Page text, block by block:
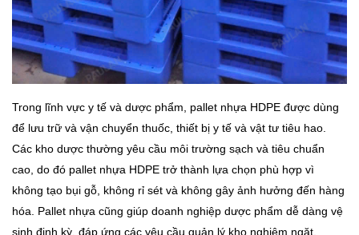
Trong lĩnh vực y tế và dược phẩm, pallet nhựa HDPE được dùng
để lưu trữ và vận chuyển thuốc, thiết bị y tế và vật tư tiêu hao.
Các kho dược thường yêu cầu môi trường sạch và tiêu chuẩn
cao, do đó pallet nhựa HDPE trở thành lựa chọn phù hợp vì
không tạo bụi gỗ, không rỉ sét và không gây ảnh hưởng đến hàng
hóa. Pallet nhựa cũng giúp doanh nghiệp dược phẩm dễ dàng vệ
sinh định kỳ, đáp ứng các yêu cầu quản lý kho nghiêm ngặt.